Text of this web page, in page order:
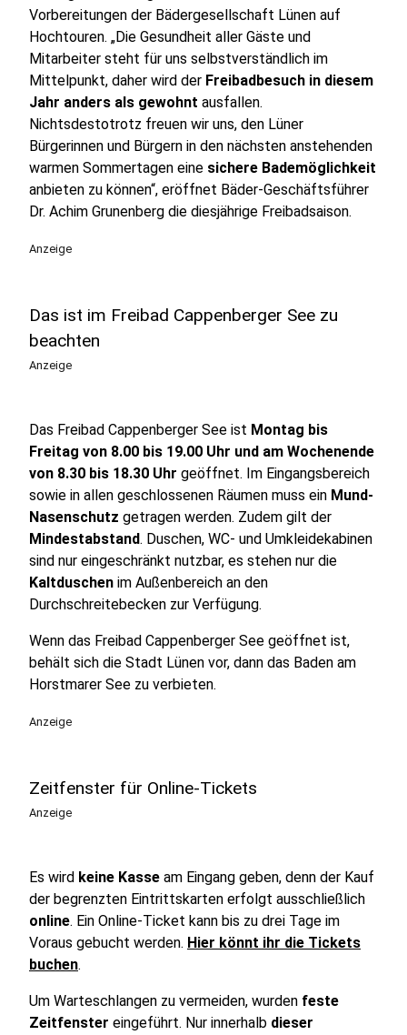
Vorbereitungen der Bädergesellschaft Lünen auf
Hochtouren. „Die Gesundheit aller Gäste und
Mitarbeiter steht für uns selbstverständlich im
Mittelpunkt, daher wird der Freibadbesuch in diesem
Jahr anders als gewohnt ausfallen.
Nichtsdestotrotz freuen wir uns, den Lüner
Bürgerinnen und Bürgern in den nächsten anstehenden
warmen Sommertagen eine sichere Bademöglichkeit
anbieten zu können“, eröffnet Bäder-Geschäftsführer
Dr. Achim Grunenberg die diesjährige Freibadsaison.
Anzeige
Das ist im Freibad Cappenberger See zu
beachten
Anzeige
Das Freibad Cappenberger See ist Montag bis
Freitag von 8.00 bis 19.00 Uhr und am Wochenende
von 8.30 bis 18.30 Uhr geöffnet. Im Eingangsbereich
sowie in allen geschlossenen Räumen muss ein Mund-
Nasenschutz getragen werden. Zudem gilt der
Mindestabstand. Duschen, WC- und Umkleidekabinen
sind nur eingeschränkt nutzbar, es stehen nur die
Kaltduschen im Außenbereich an den
Durchschreitebecken zur Verfügung.
Wenn das Freibad Cappenberger See geöffnet ist,
behält sich die Stadt Lünen vor, dann das Baden am
Horstmarer See zu verbieten.
Anzeige
Zeitfenster für Online-Tickets
Anzeige
Es wird keine Kasse am Eingang geben, denn der Kauf
der begrenzten Eintrittskarten erfolgt ausschließlich
online. Ein Online-Ticket kann bis zu drei Tage im
Voraus gebucht werden. Hier könnt ihr die Tickets
buchen.
Um Warteschlangen zu vermeiden, wurden feste
Zeitfenster eingeführt. Nur innerhalb dieser